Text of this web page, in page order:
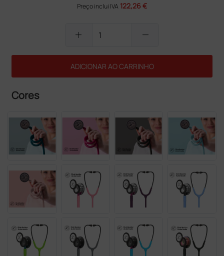
Preço inclui IVA 122,26 €
add remove
ADICIONAR AO CARRINHO
Cores